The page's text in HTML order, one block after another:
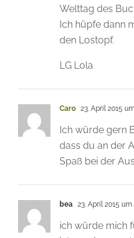
Welttag des
Ich hüpfe dann
den Lostopf.
LG Lola
Caro 23. April 2015
Ich würde gern
dass du an der
Spaß bei der
bea 23. April 2015
ich würde mich